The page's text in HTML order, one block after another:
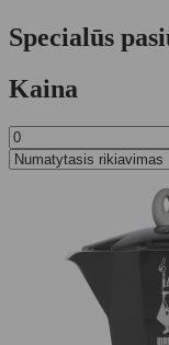
Specialūs
Kaina